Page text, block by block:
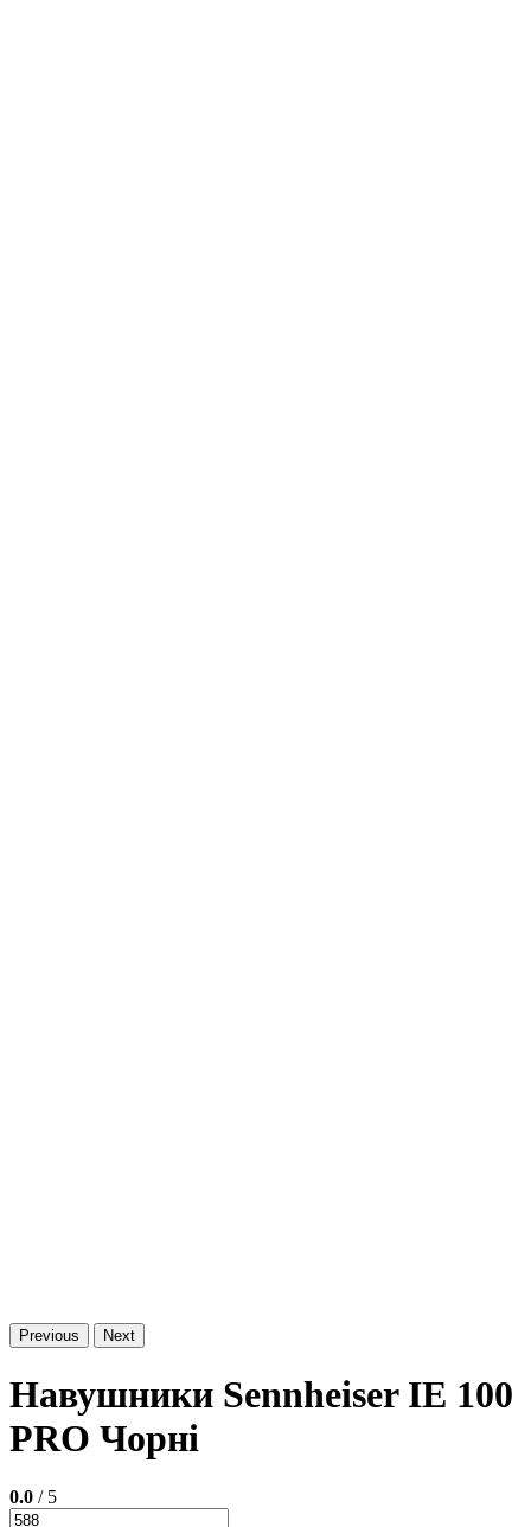
Previous Next
Навушники Sennheiser IE 100
PRO Чорні
0.0 / 5